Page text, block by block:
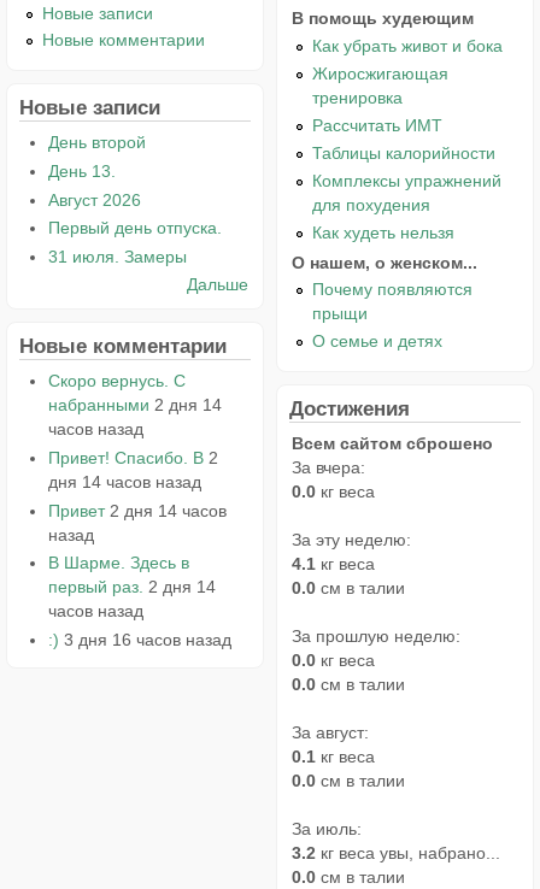
Новые записи
Новые комментарии
Новые записи
День второй
День 13.
Август 2026
Первый день отпуска.
31 июля. Замеры
Дальше
Новые комментарии
Скоро вернусь. С
набранными 2 дня 14
часов назад
Привет! Спасибо. В 2
дня 14 часов назад
Привет 2 дня 14 часов
назад
В Шарме. Здесь в
первый раз. 2 дня 14
часов назад
:) 3 дня 16 часов назад
В помощь худеющим
Как убрать живот и бока
Жиросжигающая
тренировка
Рассчитать ИМТ
Таблицы калорийности
Комплексы упражнений
для похудения
Как худеть нельзя
О нашем, о женском...
Почему появляются
прыщи
О семье и детях
Достижения
Всем сайтом сброшено
За вчера:
0.0 кг веса
За эту неделю:
4.1 кг веса
0.0 см в талии
За прошлую неделю:
0.0 кг веса
0.0 см в талии
За август:
0.1 кг веса
0.0 см в талии
За июль:
3.2 кг веса увы, набрано...
0.0 см в талии